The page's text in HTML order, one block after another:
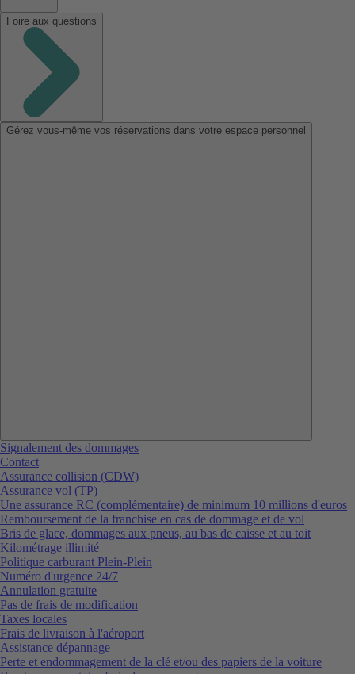
Foire aux questions
Gérez vous-même vos réservations dans votre espace personnel
Signalement des dommages
Contact
Assurance collision (CDW)
Assurance vol (TP)
Une assurance RC (complémentaire) de minimum 10 millions d'euros
Remboursement de la franchise en cas de dommage et de vol
Bris de glace, dommages aux pneus, au bas de caisse et au toit
Kilométrage illimité
Politique carburant Plein-Plein
Numéro d'urgence 24/7
Annulation gratuite
Pas de frais de modification
Taxes locales
Frais de livraison à l'aéroport
Assistance dépannage
Perte et endommagement de la clé et/ou des papiers de la voiture